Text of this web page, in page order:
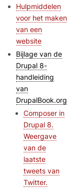
Hulpmiddelen
voor het maken
van een
website
Bijlage van de
Drupal 8-
handleiding
van
DrupalBook.org
Composer in
Drupal 8.
Weergave
van de
laatste
tweets van
Twitter.